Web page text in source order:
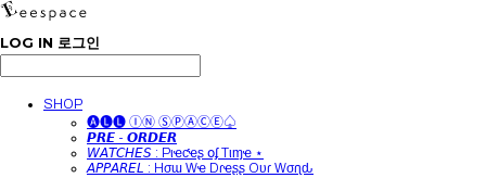
LOG IN 로그인
SHOP
🅐🅛🅛 ⒾⓃ ⓈⓅⒶⒸⒺ♤
𝙋𝙍𝙀 - 𝙊𝙍𝘿𝙀𝙍
𝘞𝘈𝘛𝘊𝘏𝘌𝘚 : Pιҽƈҽʂ օʄ Tιɱҽ ⋆
𝘈𝘗𝘗𝘈𝘙𝘌𝘓 : Hσɯ Wҽ Dɾҽʂʂ Oυɾ Wσɾʅԃ